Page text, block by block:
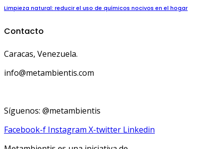
Limpieza natural: reducir el uso de químicos nocivos en el hogar
Contacto
Caracas, Venezuela.
info@metambientis.com
Síguenos: @metambientis
Facebook-f Instagram X-twitter Linkedin